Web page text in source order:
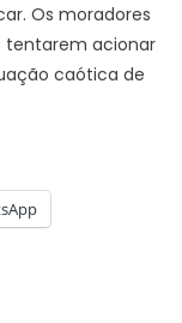
Os moradores
tentarem acionar
caótica de